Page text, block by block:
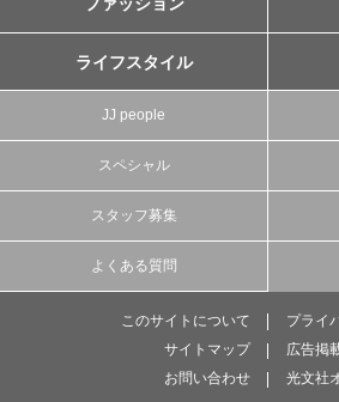
ファッション
ライフスタイル
JJ people
スペシャル
スタッフ募集
よくある質問
このサイトについて
プライ
サイトマップ
広告掲
お問い合わせ
光文社